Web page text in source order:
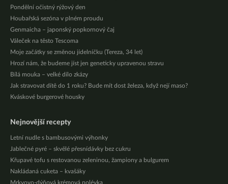
Pondělní očistný rýžový den
Houbařská sezóna v plném proudu
Genmaicha – japonský popkornový čaj
Váleček na těsto Tescoma
Moje začátky se změnou jídelníčku (Tereza, 34 let)
Hrozí nám, že budeme jíst jen geneticky upravenou stravu
Bílá mouka – velké dílo zkázy
Jak stravovat dítě do 1 roku? Bude mít dost železa, když nejí maso?
Kváskové burgerové housky
Nejnovější recepty
Letní nudle s bambusovými výhonky
Jablečné pyré – skvělé přesnídávky bez cukru
Křupavé tofu s restovanou zeleninou, žampiony a bulgurem
Nakládaná cuketa – kvašáky
Mrkvovo-dýňová krémová polévka